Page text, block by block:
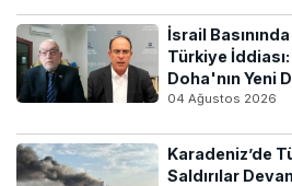
İsrail
Türkiye
Doha'nın Yeni
04 Ağustos 2026
Karadeniz’de
Saldırılar